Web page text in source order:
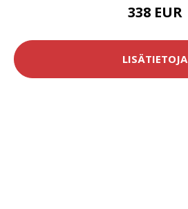
338 EUR
LISÄTIETOJA